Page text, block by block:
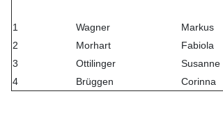
1 Wagner Markus
2
Morhart Fabiola
3
Ottilinger Susanne
4
Brüggen Corinna